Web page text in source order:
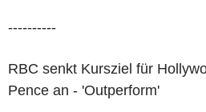
----------
RBC senkt Kursziel für
Pence an - 'Outperform'